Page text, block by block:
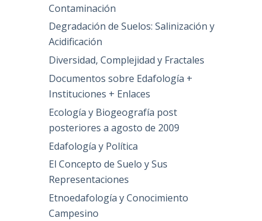
Contaminación
Degradación de Suelos: Salinización y
Acidificación
Diversidad, Complejidad y Fractales
Documentos sobre Edafología +
Instituciones + Enlaces
Ecología y Biogeografía post
posteriores a agosto de 2009
Edafología y Política
El Concepto de Suelo y Sus
Representaciones
Etnoedafología y Conocimiento
Campesino